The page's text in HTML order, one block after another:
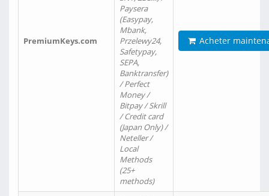
PremiumKeys.com
Paysera
(Easypay,
Mbank,
Przelewy24,
Safetypay,
SEPA,
Banktransfer)
/ Perfect
Money /
Bitpay / Skrill
/ Credit card
(Japan Only) /
Neteller /
Local
Methods
(25+
methods)
Acheter